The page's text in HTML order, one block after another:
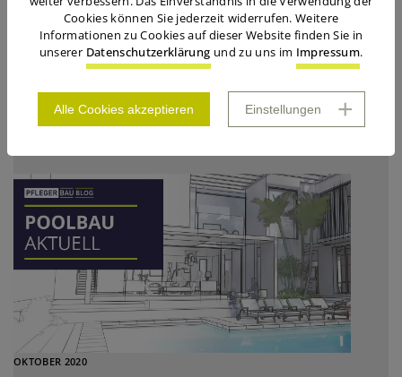
Pool und Preis
OKTOBER 2020
Cookies können Sie jederzeit widerrufen. Weitere
Informationen zu Cookies auf dieser Website finden Sie in
unserer Datenschutzerklärung und zu uns im Impressum.
Alle Cookies akzeptieren Einstellungen